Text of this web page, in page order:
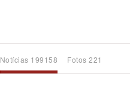
Notícias 199158 Fotos 221